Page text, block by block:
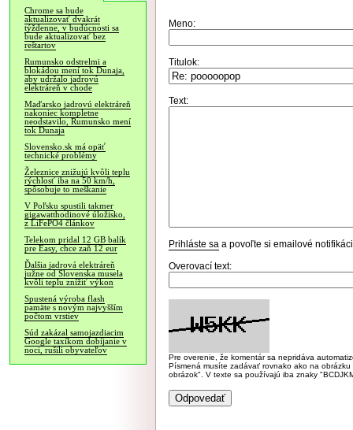
Chrome sa bude
aktualizovať dvakrát
týždenne, v budúcnosti sa
bude aktualizovať bez
reštartov
Rumunsko odstrelmi a
blokádou mení tok Dunaja,
aby udržalo jadrovú
elektráreň v chode
Maďarsko jadrovú elektráreň
nakoniec kompletne
neodstavilo, Rumunsko mení
tok Dunaja
Slovensko.sk má opäť
technické problémy
Železnice znižujú kvôli teplu
rýchlosť iba na 50 km/h,
spôsobuje to meškanie
V Poľsku spustili takmer
gigawatthodinové úložisko,
z LiFePO4 článkov
Telekom pridal 12 GB balík
pre Easy, chce zaň 12 eur
Ďalšia jadrová elektráreň
južne od Slovenska musela
kvôli teplu znížiť výkon
Spustená výroba flash
pamäte s novým najvyšším
počtom vrstiev
Súd zakázal samojazdiacim
Google taxíkom dobíjanie v
noci, rušili obyvateľov
Meno:
Titulok:
Text:
Prihláste sa a povoľte si emailové
Overovací text:
Pre overenie, že komentár sa nepridáva
Písmená musíte zadávať rovnako ako na
obrázok". V texte sa používajú iba znaky